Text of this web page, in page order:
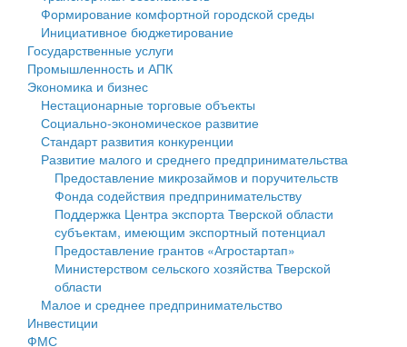
Государственные услуги
Промышленность и АПК
Экономика и бизнес
Символика
Устав
Гостям округа
Туризм
Культура
Образование
Здравоохранение
Социальная защита
Фотоальбом
муниципального округа Тверской области
Администрация Кашинского муниципального округа
Тверской области
Управление сельскими территориями
Открытые данные
Работа с обращениями граждан
Муниципальный контроль
Муниципальные услуги
Проекты административных регламентов
Финансовое управление
Бюджет для граждан
Имущество
Выявление правообладателей ранее учтенных
объектов недвижимости
Имущественная поддержка субъектов малого и
среднего предпринимательства
Информационная поддержка субъектов малого и
среднего предпринимательства
Формирование комфортной городской среды
Инициативное бюджетирование
Государственные услуги
Промышленность и АПК
Экономика и бизнес
Нестационарные торговые объекты
Социально-экономическое развитие
Стандарт развития конкуренции
Развитие малого и среднего предпринимательства
Предоставление микрозаймов и поручительств
Фонда содействия предпринимательству
Поддержка Центра экспорта Тверской области
субъектам, имеющим экспортный потенциал
Предоставление грантов «Агростартап»
Министерством сельского хозяйства Тверской
области
Малое и среднее предпринимательство
Инвестиции
ФМС